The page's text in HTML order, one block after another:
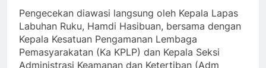
Pengecekan diawasi langsung oleh Kepala Lapas
Labuhan Ruku, Hamdi Hasibuan, bersama dengan
Kepala Kesatuan Pengamanan Lembaga
Pemasyarakatan (Ka KPLP) dan Kepala Seksi
Administrasi Keamanan dan Ketertiban (Adm